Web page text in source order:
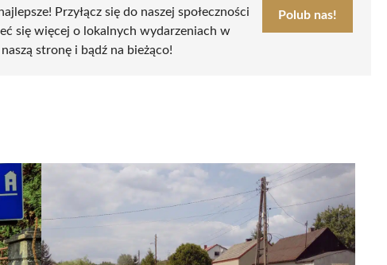
Przyłącz się do naszej społeczności
się więcej o lokalnych wydarzeniach w
stronę i bądź na bieżąco!
Polub nas!